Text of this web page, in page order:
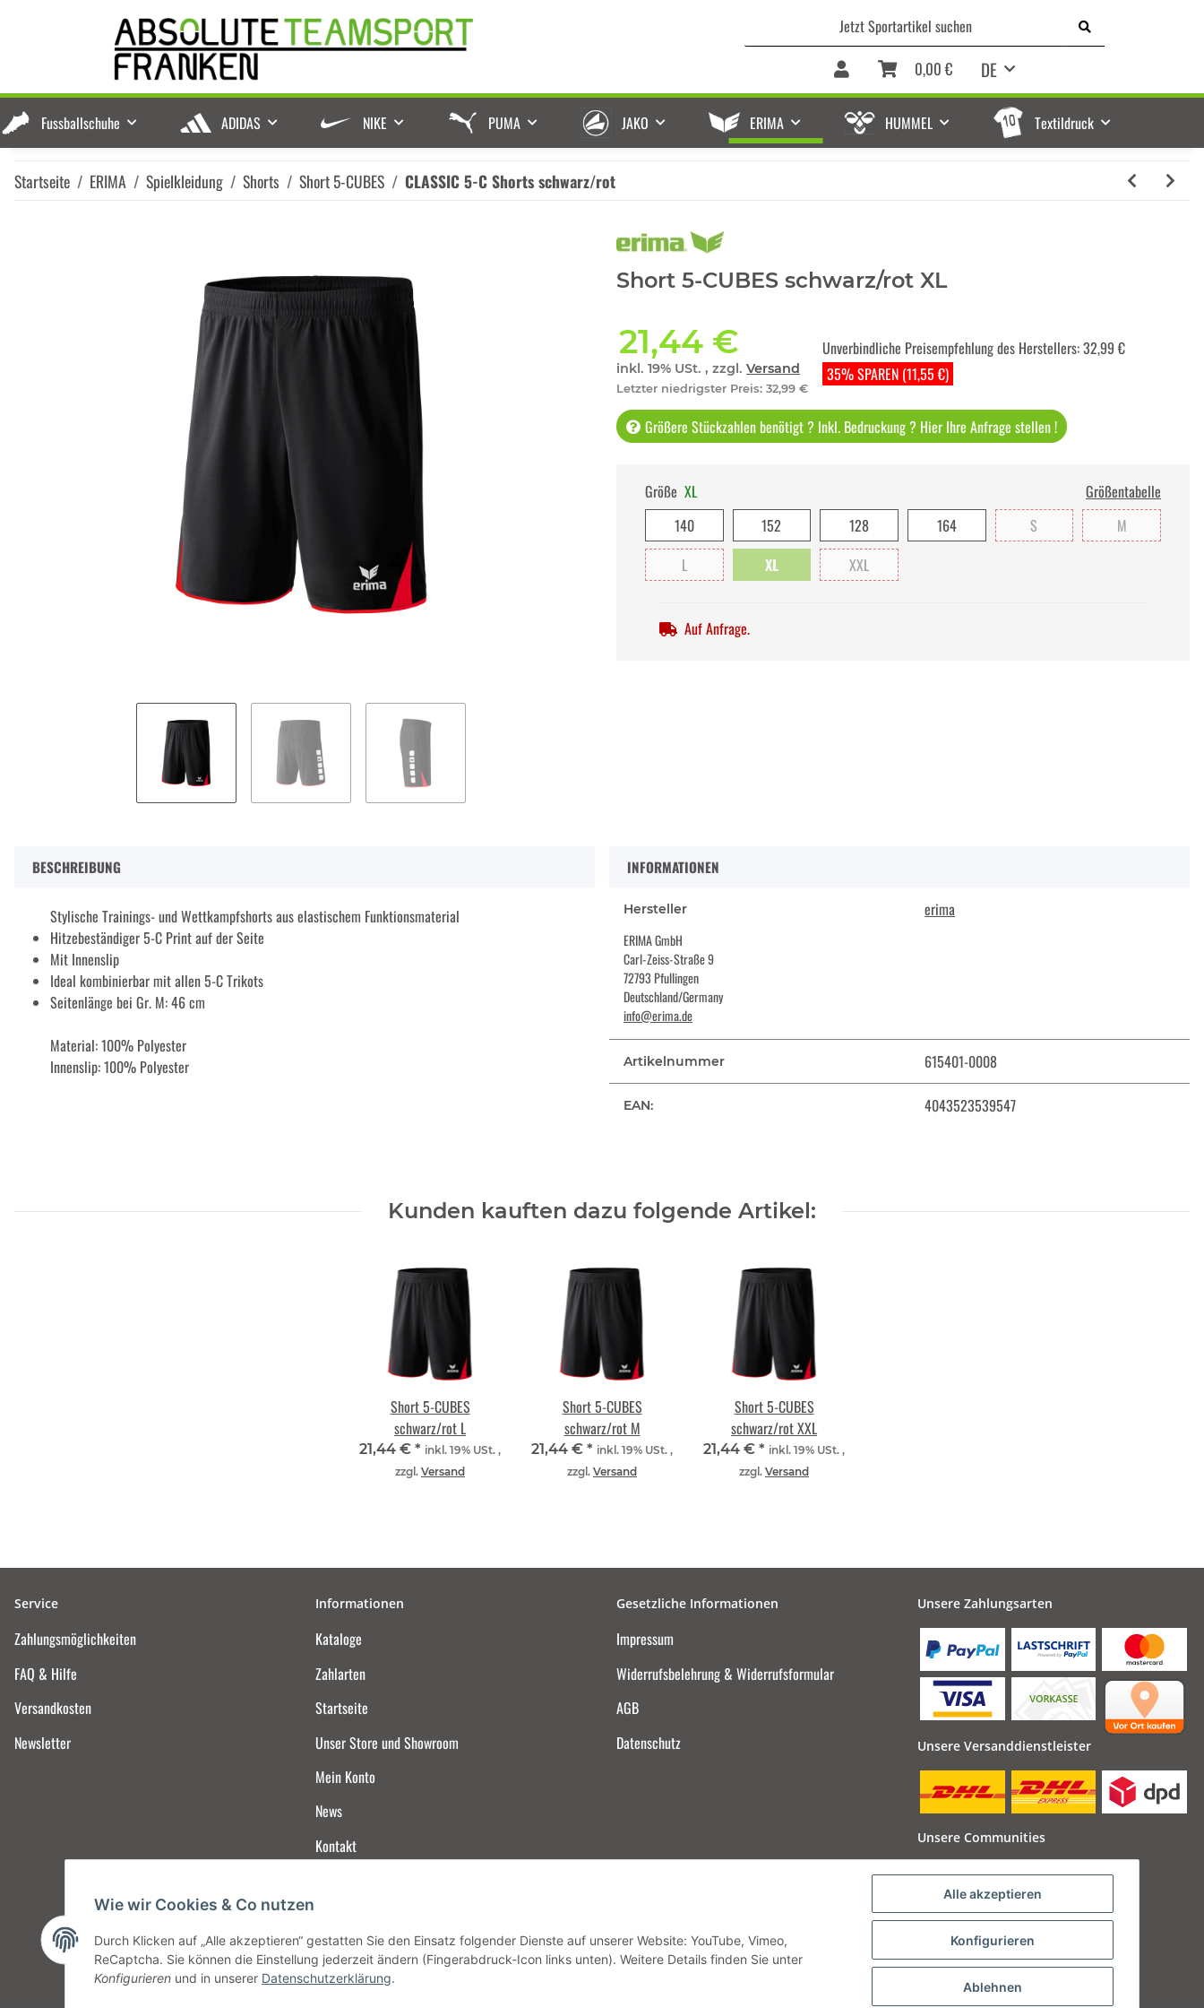
DE
0,00 €
Fussballschuhe ADIDAS NIKE PUMA JAKO ERIMA HUMMEL Textildruck
Startseite ERIMA Spielkleidung Shorts Short 5-CUBES CLASSIC 5-C Shorts schwarz/rot
Short 5-CUBES schwarz/rot XL
21,44 €
inkl. 19% USt. , zzgl. Versand
Letzter niedrigster Preis: 32,99 €
35% SPAREN (11,55 €)
Unverbindliche Preisempfehlung des Herstellers:32,99 €
Größere Stückzahlen benötigt ? Inkl. Bedruckung ? Hier Ihre Anfrage stellen !
Größe XL
Größentabelle
140
152 128 164 S
M
L
XL XXL
Auf Anfrage.
BESCHREIBUNG
Stylische Trainings- und Wettkampfshorts aus elastischem Funktionsmaterial
Hitzebeständiger 5-C Print auf der Seite
Mit Innenslip
Ideal kombinierbar mit allen 5-C Trikots
Seitenlänge bei Gr. M: 46 cm
Material: 100% Polyester
Innenslip: 100% Polyester
INFORMATIONEN
Hersteller erima
ERIMA GmbH
Carl-Zeiss-Straße 9
72793 Pfullingen
Deutschland/Germany
info@erima.de
Artikelnummer 615401-0008
EAN: 4043523539547
Kunden kauften dazu folgende Artikel:
Short 5-CUBES
schwarz/rot L
21,44 € * inkl. 19% USt. ,
zzgl. Versand
Short 5-CUBES
schwarz/rot M
21,44 € * inkl. 19% USt. ,
zzgl. Versand
Short 5-CUBES
schwarz/rot XXL
21,44 € * inkl. 19% USt. ,
zzgl. Versand
Service
Zahlungsmöglichkeiten
FAQ & Hilfe
Versandkosten
Newsletter
Informationen
Kataloge
Zahlarten
Startseite
Unser Store und Showroom
Mein Konto
News
Kontakt
Gesetzliche Informationen
Impressum
Widerrufsbelehrung & Widerrufsformular
AGB
Datenschutz
Unsere Zahlungsarten
Unsere Versanddienstleister
Unsere Communities
Vertrag widerrufen
Wie wir Cookies & Co nutzen
Durch Klicken auf „Alle akzeptieren“ gestatten Sie den Einsatz folgender Dienste auf unserer Website: YouTube, Vimeo,
ReCaptcha. Sie können die Einstellung jederzeit ändern (Fingerabdruck-Icon links unten). Weitere Details finden Sie unter
Konfigurieren und in unserer Datenschutzerklärung.
Alle akzeptieren
Konfigurieren
Ablehnen